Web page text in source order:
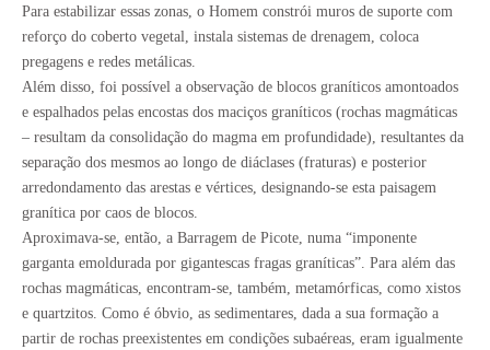
Para estabilizar essas zonas, o Homem constrói muros de suporte com
reforço do coberto vegetal, instala sistemas de drenagem, coloca
pregagens e redes metálicas.
Além disso, foi possível a observação de blocos graníticos amontoados
e espalhados pelas encostas dos maciços graníticos (rochas magmáticas
– resultam da consolidação do magma em profundidade), resultantes da
separação dos mesmos ao longo de diáclases (fraturas) e posterior
arredondamento das arestas e vértices, designando-se esta paisagem
granítica por caos de blocos.
Aproximava-se, então, a Barragem de Picote, numa “imponente
garganta emoldurada por gigantescas fragas graníticas”. Para além das
rochas magmáticas, encontram-se, também, metamórficas, como xistos
e quartzitos. Como é óbvio, as sedimentares, dada a sua formação a
partir de rochas preexistentes em condições subaéreas, eram igualmente